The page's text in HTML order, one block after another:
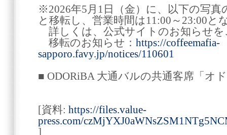
※2026年5月1日（金）に、以下の写
と移転し、営業時間は11:00～23:00と
詳しくは、公式サイトのお知らせを
移転のお知らせ： https://coffeemafia-
sapporo.favy.jp/notices/110601
■ ODORiBA 大通バルの共通客席「オ
[資料: https://files.value-
press.com/
]